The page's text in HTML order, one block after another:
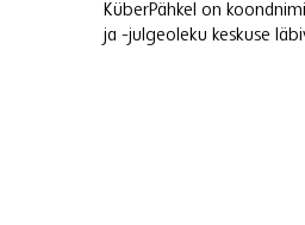
KüberPähkel on
ja -julgeoleku keskuse